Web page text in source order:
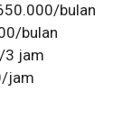
bulan
bulan
3 jam
jam